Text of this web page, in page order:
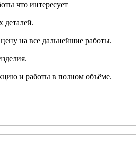
что интересует.
деталей.
на все дальнейшие работы.
и работы в полном объёме.